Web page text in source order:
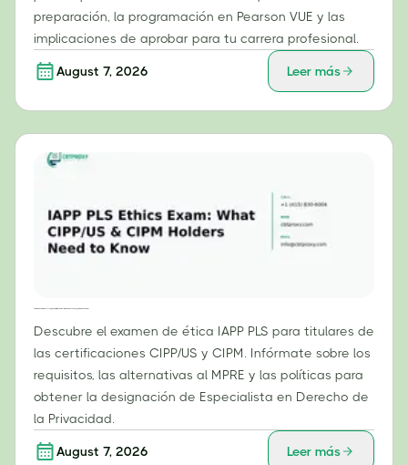
preparación, la programación en Pearson VUE y las
implicaciones de aprobar para tu carrera profesional.
August 7, 2026 Leer más
Descubre el examen de ética IAPP PLS para titulares de
las certificaciones CIPP/US y CIPM. Infórmate sobre los
requisitos, las alternativas al MPRE y las políticas para
obtener la designación de Especialista en Derecho de
la Privacidad.
August 7, 2026 Leer más